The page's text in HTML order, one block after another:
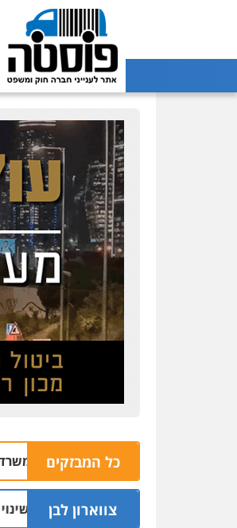
כל המבזקים
צווארון לבן
בחובת השקיפות לשינוי סף האכיפה